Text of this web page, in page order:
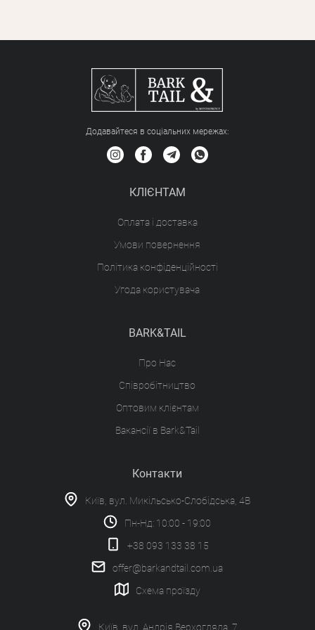
Додавайтеся в соціальних мережах:
КЛІЄНТАМ
Оплата і доставка
Умови повернення
Політика конфіденційності
Угода користувача
BARK&TAIL
Про Нас
Співробітництво
Оптовим клієнтам
Вакансії в Bark&Tail
Контакти
Київ, вул. Микільсько-Слобідська, 4В
Пн-Нд: 10:00 - 19:00
+38 093 133 38 15
offer@barkandtail.com.ua
Схема проїзду
Київ, вул. Андрія Верхогляда, 7